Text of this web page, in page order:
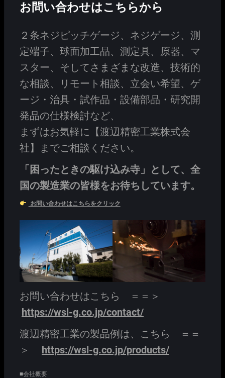
お問い合わせはこちらから
２条ネジピッチゲージ、ネジゲージ、測
定端子、球面加工品、測定具、原器、マ
スター、そしてさまざまな改造、技術的
な相談、リモート相談、立会い希望、ゲ
ージ・治具・試作品・設備部品・研究開
発品の仕様検討など、
まずはお気軽に【渡辺精密工業株式会
社】までご相談ください。
「困ったときの駆け込み寺」として、全
国の製造業の皆様をお待ちしています。
お問い合わせはこちらをクリック
お問い合わせはこちら ＝＝＞
https://wsl-g.co.jp/contact/
渡辺精密工業の製品例は、こちら ＝＝
＞
https://wsl-g.co.jp/products/
■会社概要